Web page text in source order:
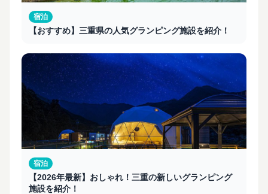
宿泊
【おすすめ】三重県の人気グランピング施設を紹介！
宿泊
【2026年最新】おしゃれ！三重の新しいグランピング
施設を紹介！